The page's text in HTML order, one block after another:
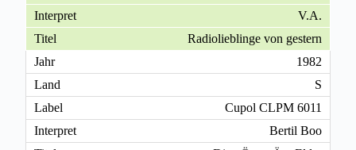
V.A.
Radiolieblinge von gestern
1982
S
Cupol CLPM 6011
Bertil Boo